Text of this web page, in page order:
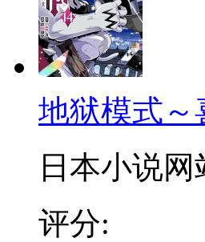
地狱模式～
日本小说
评分: